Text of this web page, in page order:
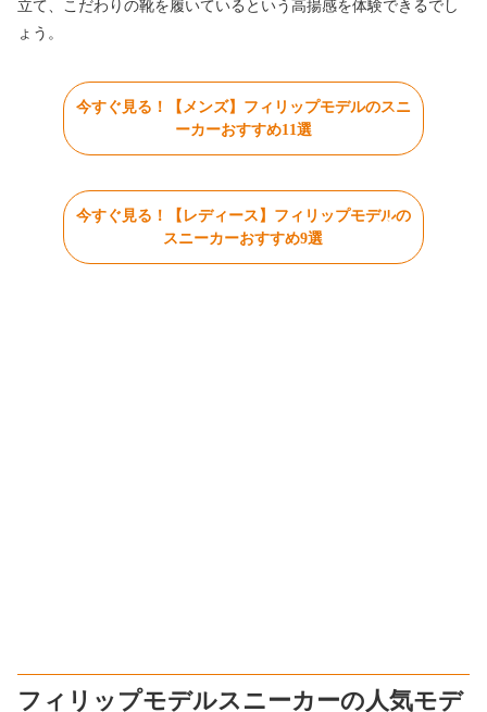
立て、こだわりの靴を履いているという高揚感を体験できるでし
ょう。
今すぐ見る！【メンズ】フィリップモデルのスニ
ーカーおすすめ11選
今すぐ見る！【レディース】フィリップモデルの
スニーカーおすすめ9選
フィリップモデルスニーカーの人気モデ